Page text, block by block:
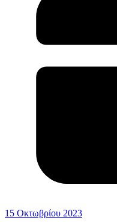
15 Οκτωβρίου 2023